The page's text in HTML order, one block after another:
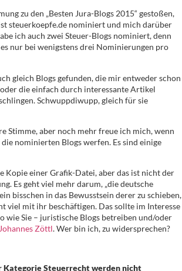
zu den „Besten Jura-Blogs 2015“ gestoßen,
steuerkoepfe.de nominiert und mich darüber
ich auch zwei Steuer-Blogs nominiert, denn
nur bei wenigstens drei Nominierungen pro
gleich Blogs gefunden, die mir entweder schon
die einfach durch interessante Artikel
Schwuppdiwupp, gleich für sie
Stimme, aber noch mehr freue ich mich, wenn
nominierten Blogs werfen. Es sind einige
Kopie einer Grafik-Datei, aber das ist nicht der
Es geht viel mehr darum, „die deutsche
bisschen in das Bewusstsein derer zu schieben,
viel mit ihr beschäftigen. Das sollte im Interesse
wie Sie – juristische Blogs betreiben und/oder
Zöttl. Wer bin ich, zu widersprechen?
Kategorie Steuerrecht werden nicht